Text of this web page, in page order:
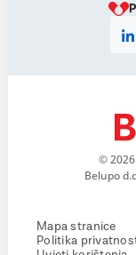
©
Belupo
Mapa stranice
Politika